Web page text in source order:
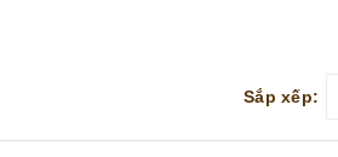
Sắp xếp: